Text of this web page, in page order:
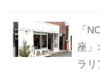
「
座」
ラ